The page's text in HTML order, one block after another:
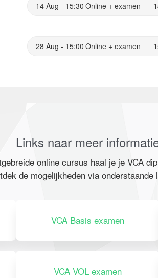
14 Aug - 15:30 Online + examen
28 Aug - 15:00 Online + examen
Links naar meer
online cursus haal je je VCA
de mogelijkheden via onderstaande
VCA Basis examen
VCA VOL examen